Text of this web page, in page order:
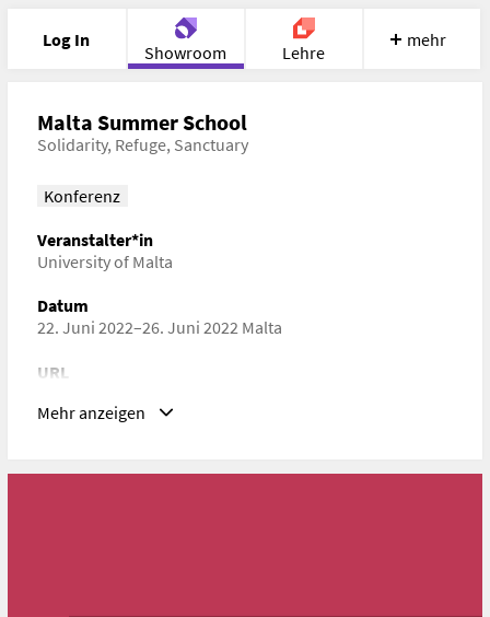
Log In
Showroom Lehre
Portfolio Image
mehr
Malta Summer School
Solidarity, Refuge, Sanctuary
Konferenz
Veranstalter*in
University of Malta
Datum
22. Juni 2022–26. Juni 2022 Malta
URL
Mehr anzeigen